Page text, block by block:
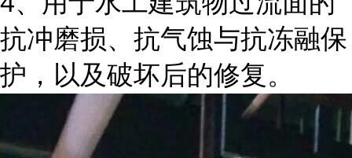
抗冲磨损、抗气蚀与抗冻融保
护，以及破坏后的修复。